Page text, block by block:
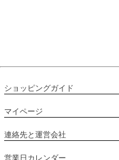
ショッピングガイド
マイページ
連絡先と運営会社
営業日カレンダー